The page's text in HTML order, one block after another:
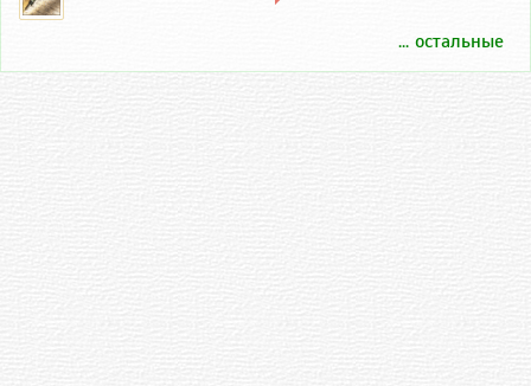
... остальные